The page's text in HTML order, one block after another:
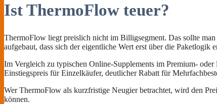
Ist ThermoFlow teuer?
ThermoFlow liegt preislich nicht im Billigsegment. Das sollte
aufgebaut, dass sich der eigentliche Wert erst über die
Im Vergleich zu typischen Online-Supplements im Premium-
Einstiegspreis für Einzelkäufer, deutlicher Rabatt für
Wer ThermoFlow als kurzfristige Neugier betrachtet, wird den
können.